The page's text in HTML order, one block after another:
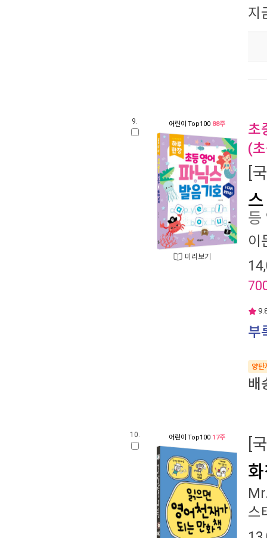
지
9. 어린이 Top100 88주
미리보기
초
(
[
등
이
부
양탄
배
10. 어린이 Top100 17주 [
스